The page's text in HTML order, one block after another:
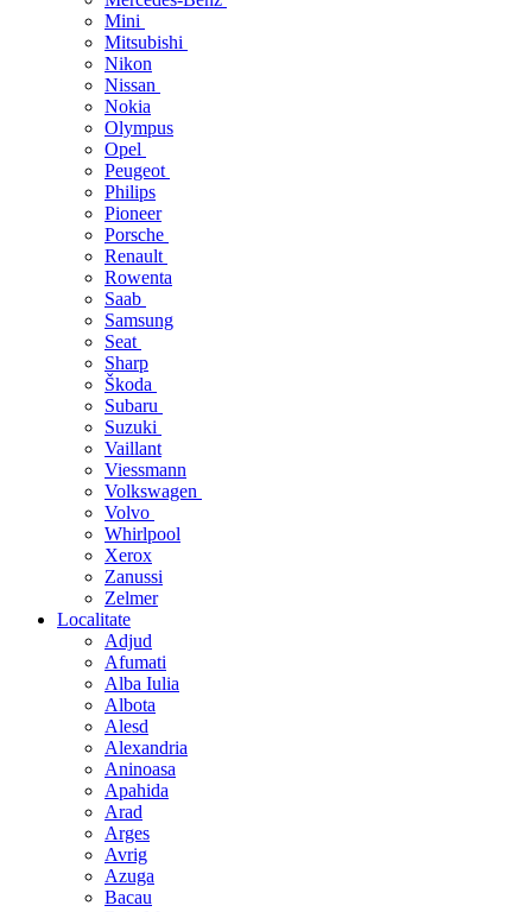
Mini
Mitsubishi
Nikon
Nissan
Nokia
Olympus
Opel
Peugeot
Philips
Pioneer
Porsche
Renault
Rowenta
Saab
Samsung
Seat
Sharp
Škoda
Subaru
Suzuki
Vaillant
Viessmann
Volkswagen
Volvo
Whirlpool
Xerox
Zanussi
Zelmer
Localitate
Adjud
Afumati
Alba Iulia
Albota
Alesd
Alexandria
Aninoasa
Apahida
Arad
Arges
Avrig
Azuga
Bacau